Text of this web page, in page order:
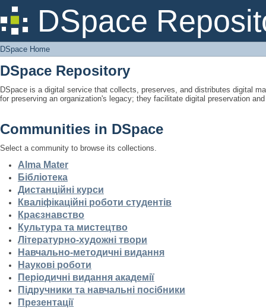
DSpace
DSpace Home
DSpace Home
DSpace Repository
DSpace is a digital service that collects, preserves, and distributes digital
for preserving an organization's legacy; they facilitate digital preservation
Communities in DSpace
Select a community to browse its collections.
Alma Mater
Бібліотека
Дистанційні курси
Кваліфікаційні роботи студентів
Краєзнавство
Культура та мистецтво
Літературно-художні твори
Навчально-методичні видання
Наукові роботи
Періодичні видання академії
Підручники та навчальні посібники
Презентації